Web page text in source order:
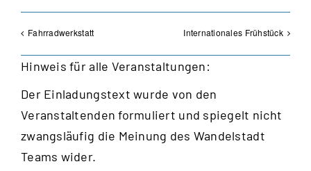
Fahrradwerkstatt Internationales Frühstück
Hinweis für alle Veranstaltungen:
Der Einladungstext wurde von den
Veranstaltenden formuliert und spiegelt nicht
zwangsläufig die Meinung des Wandelstadt
Teams wider.